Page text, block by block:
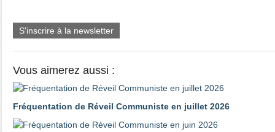
S'inscrire à la newsletter
Vous aimerez aussi :
Fréquentation de Réveil Communiste en juillet 2026